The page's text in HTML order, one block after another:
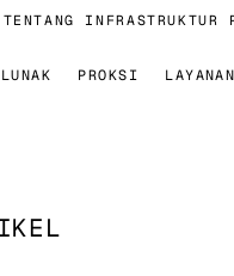
PROKSI LAYANAN